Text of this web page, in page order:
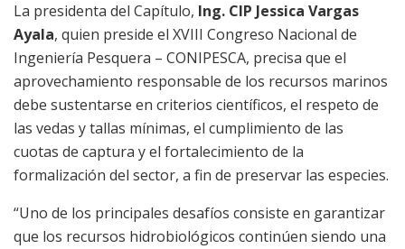
La presidenta del Capítulo, Ing. CIP Jessica Vargas
Ayala, quien preside el XVIII Congreso Nacional de
Ingeniería Pesquera – CONIPESCA, precisa que el
aprovechamiento responsable de los recursos marinos
debe sustentarse en criterios científicos, el respeto de
las vedas y tallas mínimas, el cumplimiento de las
cuotas de captura y el fortalecimiento de la
formalización del sector, a fin de preservar las especies.
“Uno de los principales desafíos consiste en garantizar
que los recursos hidrobiológicos continúen siendo una